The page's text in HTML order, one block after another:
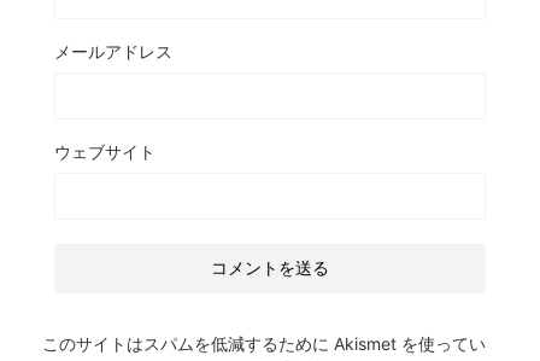
メールアドレス
ウェブサイト
このサイトはスパムを低減するために Akismet を使ってい